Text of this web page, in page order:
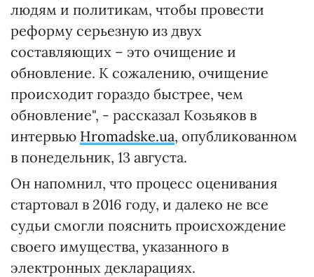
людям и политикам, чтобы провести
реформу серьезную из двух
составляющих – это очищение и
обновление. К сожалению, очищение
происходит гораздо быстрее, чем
обновление", - рассказал Козьяков в
интервью Hromadske.ua, опубликованном
в понедельник, 13 августа.
Он напомнил, что процесс оценивания
стартовал в 2016 году, и далеко не все
судьи смогли пояснить происхождение
своего имущества, указанного в
электронных декларациях.